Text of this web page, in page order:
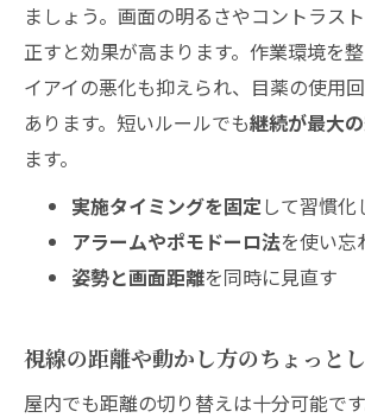
ましょう。画面の明るさやコントラス
正すと効果が高まります。作業環境を
イアイの悪化も抑えられ、目薬の使用
あります。短いルールでも継続が最大
ます。
実施タイミングを固定して習慣化
アラームやポモドーロ法を使い忘
姿勢と画面距離を同時に見直す
視線の距離や動かし方のちょっと
屋内でも距離の切り替えは十分可能で